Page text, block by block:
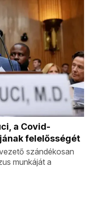
a Covid-
felelősségét
szándékosan
munkáját a